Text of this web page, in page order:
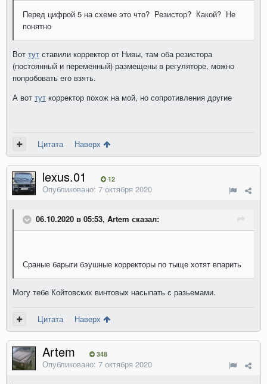
Перед цифрой 5 на схеме это что? Резистор? Какой? Не
понятно
Вот тут ставили корректор от Нивы, там оба резистора
(постоянный и переменный) размещены в регуляторе, можно
попробовать его взять.
А вот тут корректор похож на мой, но сопротивления другие
Цитата Наверх
lexus.01 12
Опубликовано: 7 октября 2020
06.10.2020 в 05:53, Artem сказал:
Сраные барыги бэушные корректоры по тыще хотят впарить
Могу тебе Койтовских винтовых насыпать с разьемами.
Цитата Наверх
Artem 348
Опубликовано: 7 октября 2020